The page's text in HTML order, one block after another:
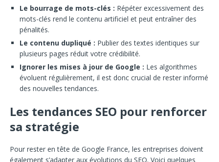
Le bourrage de mots-clés : Répéter excessivement des
mots-clés rend le contenu artificiel et peut entraîner des
pénalités.
Le contenu dupliqué : Publier des textes identiques sur
plusieurs pages réduit votre crédibilité.
Ignorer les mises à jour de Google : Les algorithmes
évoluent régulièrement, il est donc crucial de rester informé
des nouvelles tendances.
Les tendances SEO pour renforcer
sa stratégie
Pour rester en tête de Google France, les entreprises doivent
également s’adapter aux évolutions du SEO. Voici quelques